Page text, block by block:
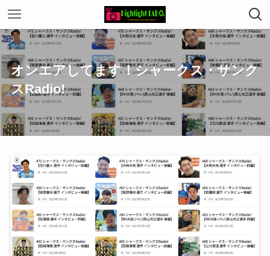
オンエアしてます！シャークス・サンク
スRadio!